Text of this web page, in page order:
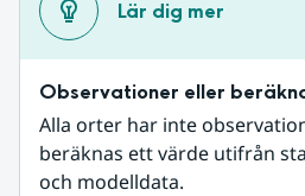
Lär dig mer
Observationer eller
Alla orter har inte
beräknas ett värde utifrån
och modelldata.